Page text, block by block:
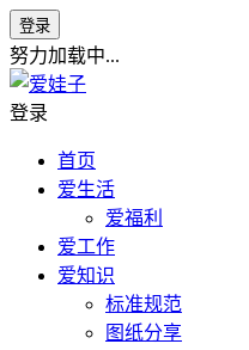
登录
努力加载中...
登录
首页
爱生活
爱福利
爱工作
爱知识
标准规范
图纸分享